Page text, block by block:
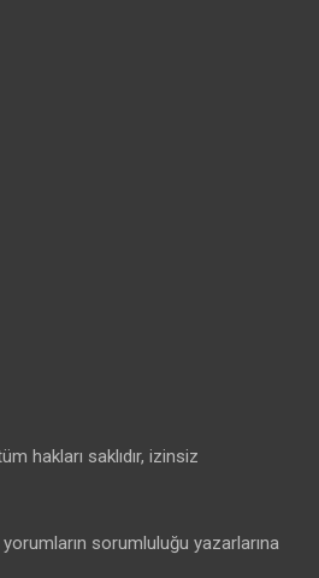
hakları saklıdır, izinsiz
sorumluluğu yazarlarına